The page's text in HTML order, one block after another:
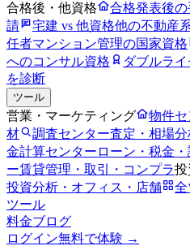
合格後・他資格
合格発表後の
請
宅建 vs 他資格他の不動産
任者マンション管理の国家資格
へのコンサル資格
ダブルラ
を診断
ツール
営業・マーケティング 物件
材
調査センター査定・相場
金計算センター ローン・税金・
ー賃貸管理・取引・コンプラ投
投資分析・オフィス・店舗
全
ツール
料金ブログ
ログイン無料で体験 →